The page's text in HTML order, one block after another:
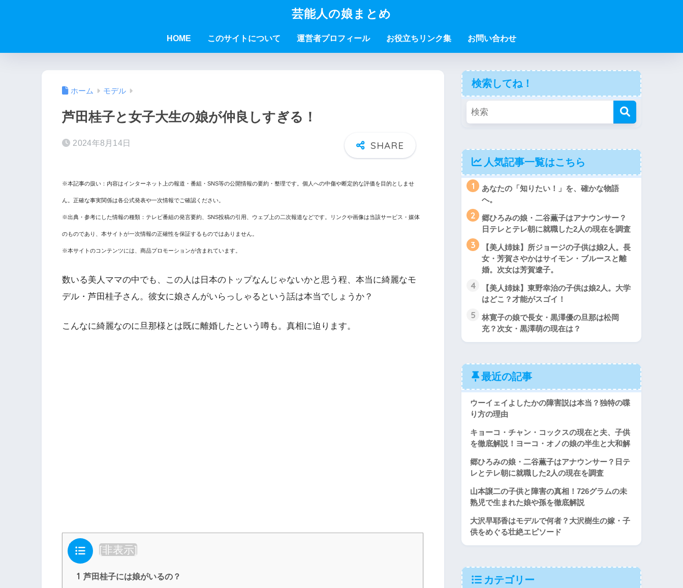
芸能人の娘まとめ
HOME このサイトについて 運営者プロフィール お役立ちリンク集 お問い合わせ
ホーム モデル
芦田桂子と女子大生の娘が仲良しすぎる！
2024年8月14日
※本記事の扱い：内容はインターネット上の報道・番組・SNS等の公開情報の要約・整理です。個人への中傷や断定的な評価を目的としませ
ん。正確な事実関係は各公式発表や一次情報でご確認ください。
※出典・参考にした情報の種類：テレビ番組の発言要約、SNS投稿の引用、ウェブ上の二次報道などです。リンクや画像は当該サービス・媒体
のものであり、本サイトが一次情報の正確性を保証するものではありません。
※本サイトのコンテンツには、商品プロモーションが含まれています。
数いる美人ママの中でも、この人は日本のトップなんじゃないかと思う程、本当に綺麗なモ
デル・芦田桂子さん。彼女に娘さんがいらっしゃるという話は本当でしょうか？
こんなに綺麗なのに旦那様とは既に離婚したという噂も。真相に迫ります。
目次 [非表示]
1 芦田桂子には娘がいるの？
検索してね！
人気記事一覧はこちら
1
あなたの「知りたい！」を、確かな物語
へ。
2
郷ひろみの娘・二谷薫子はアナウンサー？
日テレとテレ朝に就職した2人の現在を調査
3
【美人姉妹】所ジョージの子供は娘2人。長
女・芳賀さやかはサイモン・ブルースと離
婚。次女は芳賀遼子。
4
【美人姉妹】東野幸治の子供は娘2人。大学
はどこ？才能がスゴイ！
5
林寛子の娘で長女・黒澤優の旦那は松岡
充？次女・黒澤萌の現在は？
最近の記事
ウーイェイよしたかの障害説は本当？独特の喋
り方の理由
キョーコ・チャン・コックスの現在と夫、子供
を徹底解説！ヨーコ・オノの娘の半生と大和解
郷ひろみの娘・二谷薫子はアナウンサー？日テ
レとテレ朝に就職した2人の現在を調査
山本譲二の子供と障害の真相！726グラムの未
熟児で生まれた娘や孫を徹底解説
大沢早耶香はモデルで何者？大沢樹生の嫁・子
供をめぐる壮絶エピソード
カテゴリー